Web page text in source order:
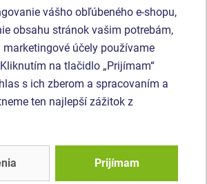
žiareniu a hlavne bezpečnosťou,
a nehrozí tak žiadne nebezpečenstvo
úlomkami).
vyrobená zo špeciálnej pružinárskej
duplexným nástrekom práškovou
podľa RAL. Všetok spojovací materiál
nerezový.
tovar
vášho obľúbeného e-shopu,
obsahu stránok vašim potrebám,
účely používame
na tlačidlo „Prijímam“
s ich zberom a spracovaním a
ten najlepší zážitok z
Prijímam